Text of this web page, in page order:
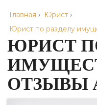
Главная › Юрист ›
Юрист по разделу
ЮРИСТ
ОТЗЫВЫ